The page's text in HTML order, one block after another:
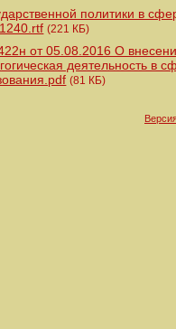
политики в
(221 КБ)
от 05.08.2016 О
деятельность в
(81 КБ)